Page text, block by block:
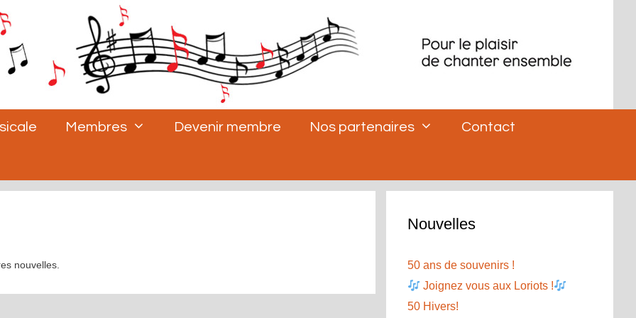
Membres Devenir membre Nos partenaires Contact
nouvelles.
Nouvelles
50 ans de souvenirs !
Joignez vous aux Loriots !
50 Hivers!